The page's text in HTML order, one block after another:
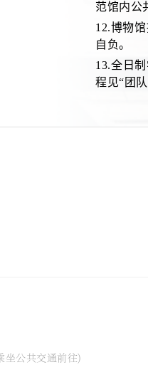
范馆内公
12.博物
自负。
13.全日
程见“团
坐公共交通前往)